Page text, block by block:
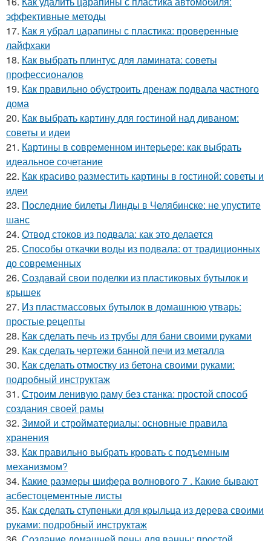
эффективные методы
17. Как я убрал царапины с пластика: проверенные
лайфхаки
18. Как выбрать плинтус для ламината: советы
профессионалов
19. Как правильно обустроить дренаж подвала частного
дома
20. Как выбрать картину для гостиной над диваном:
советы и идеи
21. Картины в современном интерьере: как выбрать
идеальное сочетание
22. Как красиво разместить картины в гостиной: советы и
идеи
23. Последние билеты Линды в Челябинске: не упустите
шанс
24. Отвод стоков из подвала: как это делается
25. Способы откачки воды из подвала: от традиционных
до современных
26. Создавай свои поделки из пластиковых бутылок и
крышек
27. Из пластмассовых бутылок в домашнюю утварь:
простые рецепты
28. Как сделать печь из трубы для бани своими руками
29. Как сделать чертежи банной печи из металла
30. Как сделать отмостку из бетона своими руками:
подробный инструктаж
31. Строим ленивую раму без станка: простой способ
создания своей рамы
32. Зимой и стройматериалы: основные правила
хранения
33. Как правильно выбрать кровать с подъемным
механизмом?
34. Какие размеры шифера волнового 7 . Какие бывают
асбестоцементные листы
35. Как сделать ступеньки для крыльца из дерева своими
руками: подробный инструктаж